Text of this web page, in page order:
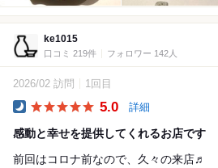
ke1015
口コミ 219件 フォロワー 142人
2026/02 訪問 1回目
5.0 詳細
感動と幸せを提供してくれるお店です
前回はコロナ前なので、久々の来店♬